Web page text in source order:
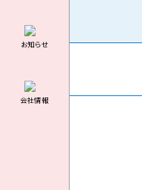
お知らせ
会社情報